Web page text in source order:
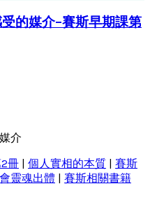
的媒介–賽斯早期課第
介
冊 | 個人實相的本質 | 賽斯
靈魂出體 | 賽斯相關書籍